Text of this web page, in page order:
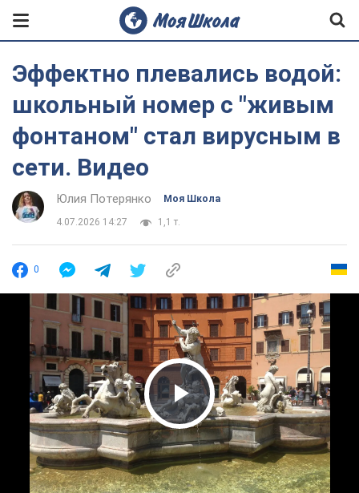
Эффектно плевались водой:
школьный номер с "живым
фонтаном" стал вирусным в
сети. Видео
Юлия Потерянко Моя Школа
4.07.2026 14:27 1,1 т.
0
Play Video